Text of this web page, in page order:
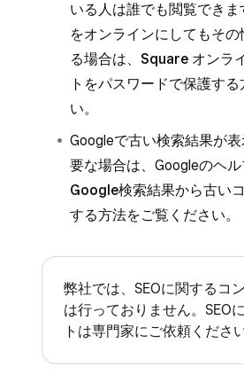
いる人は誰でも閲覧できま
をオンラインにしてもそ
る場合は、 Square オンラ
トをパスワードで保護する
い。
Googleで古い検索結果が
要な場合は、Googleのヘ
Google検索結果から古い
する方法をご覧ください。
弊社では、SEOに関するコ
は行っておりません。SEO
トは専門家にご依頼ください